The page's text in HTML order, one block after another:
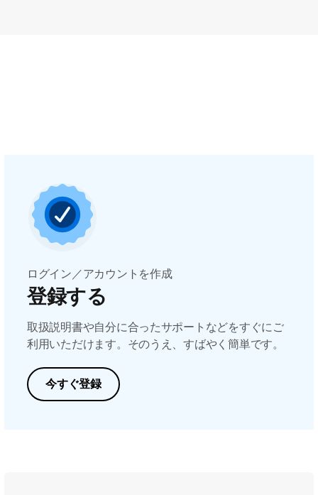
ログイン／アカウントを作成
登録する
取扱説明書や自分に合ったサポートなどをすぐにご
利用いただけます。そのうえ、すばやく簡単です。
今すぐ登録